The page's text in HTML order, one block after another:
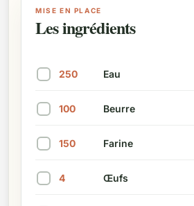
MISE EN PLACE
Les ingrédients
250 Eau
100 Beurre
150 Farine
4 Œufs